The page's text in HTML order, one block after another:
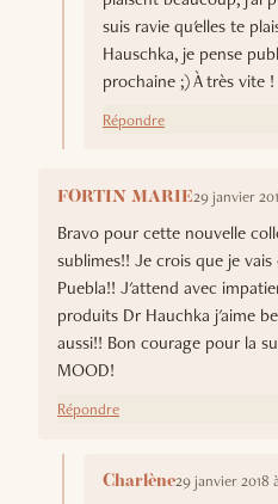
suis ravie qu'elles te
Hauschka, je pense
prochaine ;) À très vite !
Répondre
FORTIN MARIE29 janvier
Bravo pour cette nouvelle
sublimes!! Je crois que je
Puebla!! J'attend avec
produits Dr Hauchka j'aime
aussi!! Bon courage pour la
MOOD!
Répondre
Charlène29 janvier 2018